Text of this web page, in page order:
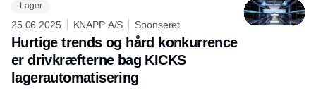
Lager
25.06.2025 KNAPP A/S Sponseret
Hurtige trends og hård konkurrence
er drivkræfterne bag KICKS
lagerautomatisering